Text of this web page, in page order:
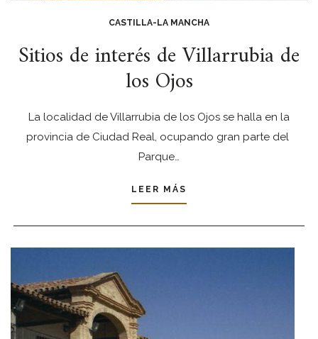
CASTILLA-LA MANCHA
Sitios de interés de Villarrubia de
los Ojos
La localidad de Villarrubia de los Ojos se halla en la
provincia de Ciudad Real, ocupando gran parte del
Parque…
LEER MÁS